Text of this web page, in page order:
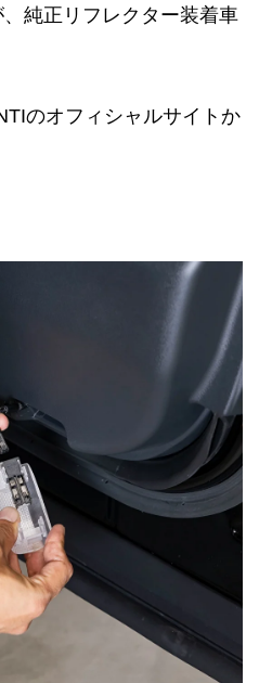
純正リフレクター装着車
のオフィシャルサイトか